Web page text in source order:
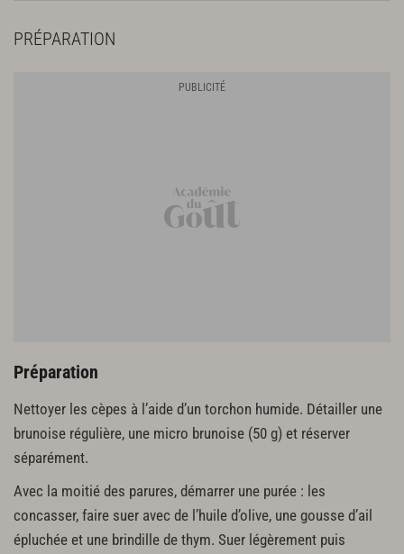
PRÉPARATION
Préparation
Nettoyer les cèpes à l’aide d’un torchon humide. Détailler une
brunoise régulière, une micro brunoise (50 g) et réserver
séparément.
Avec la moitié des parures, démarrer une purée : les
concasser, faire suer avec de l’huile d’olive, une gousse d’ail
épluchée et une brindille de thym. Suer légèrement puis